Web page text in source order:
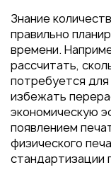
Знание
правильно
времени.
рассчитать,
потребуется
избежать
экономическую
появлением
физического
стандартизации